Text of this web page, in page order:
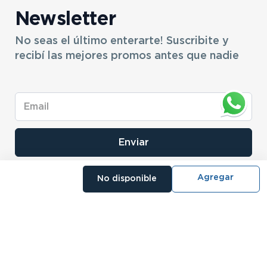
No disponible
Newsletter
No seas el último enterarte! Suscribite y
recibí las mejores promos antes que nadie
Enviar